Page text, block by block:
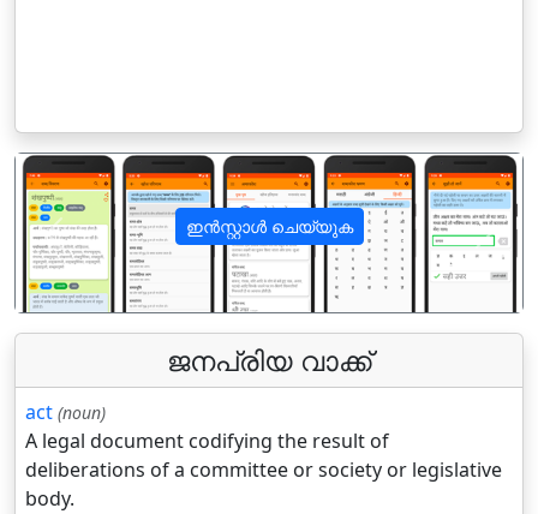
ഇൻസ്റ്റാൾ ചെയ്യുക
पिछला अगला
ജനപ്രിയ വാക്ക്
act (noun)
A legal document codifying the result of
deliberations of a committee or society or legislative
body.